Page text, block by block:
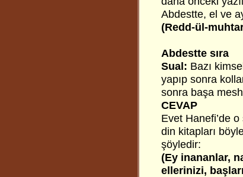
Abdestte, el ve
(Redd-ül-
Abdestte sıra
Sual: Bazı
yapıp sonra
sonra başa
CEVAP
Evet Hanefi’de o
din kitapları
şöyledir:
(Ey inananlar,
ellerinizi,